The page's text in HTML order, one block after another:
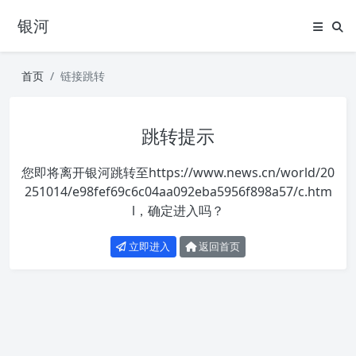
银河
首页 链接跳转
跳转提示
您即将离开银河跳转至https://www.news.cn/world/20
251014/e98fef69c6c04aa092eba5956f898a57/c.htm
l ，确定进入吗？
立即进入 返回首页